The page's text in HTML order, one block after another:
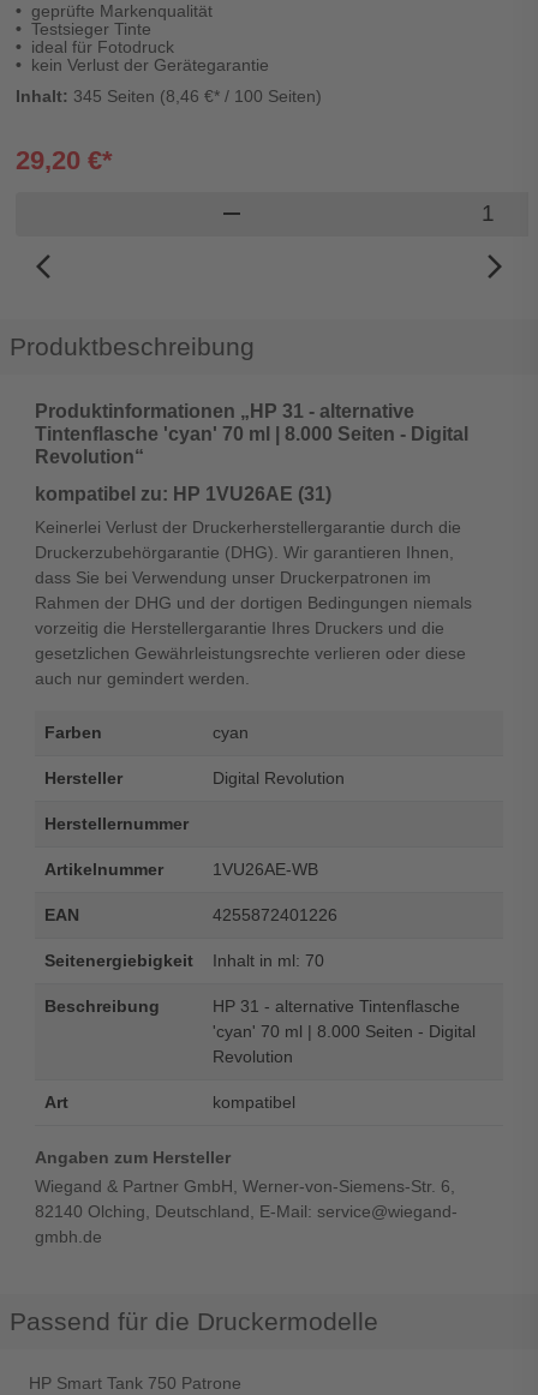
geprüfte Markenqualität
Testsieger Tinte
ideal für Fotodruck
kein Verlust der Gerätegarantie
Inhalt: 345 Seiten (8,46 €* / 100 Seiten)
29,20 €*
remove
arrow_back_ios_new arrow_forward_ios
Produktbeschreibung
Produktinformationen „HP 31 - alternative
Tintenflasche 'cyan' 70 ml | 8.000 Seiten - Digital
Revolution“
kompatibel zu: HP 1VU26AE (31)
Keinerlei Verlust der Druckerherstellergarantie durch die
Druckerzubehörgarantie (DHG). Wir garantieren Ihnen,
dass Sie bei Verwendung unser Druckerpatronen im
Rahmen der DHG und der dortigen Bedingungen niemals
vorzeitig die Herstellergarantie Ihres Druckers und die
gesetzlichen Gewährleistungsrechte verlieren oder diese
auch nur gemindert werden.
Farben cyan
Hersteller Digital Revolution
Herstellernummer
Artikelnummer 1VU26AE-WB
EAN 4255872401226
Seitenergiebigkeit Inhalt in ml: 70
Beschreibung
HP 31 - alternative Tintenflasche
'cyan' 70 ml | 8.000 Seiten - Digital
Revolution
Art kompatibel
Angaben zum Hersteller
Wiegand & Partner GmbH, Werner-von-Siemens-Str. 6,
82140 Olching, Deutschland, E-Mail: service@wiegand-
gmbh.de
Passend für die Druckermodelle
HP Smart Tank 750 Patrone